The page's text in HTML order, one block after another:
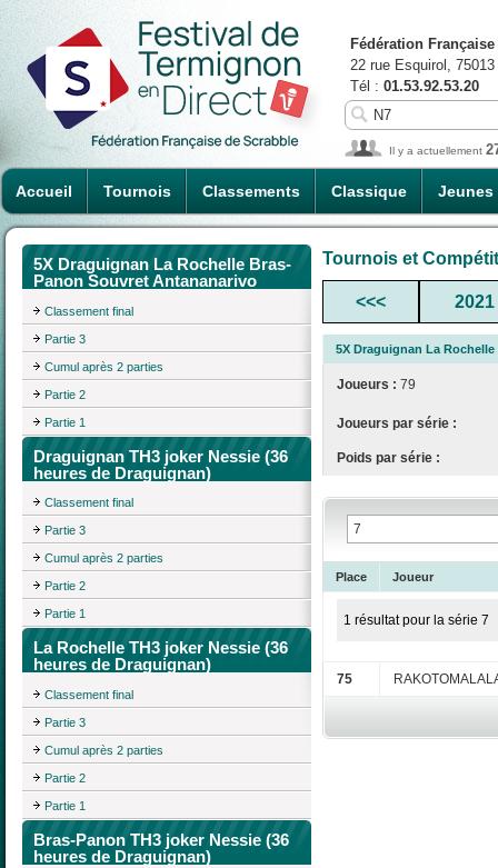
Accueil Tournois Classements Classique Jeunes
Fédération
22 rue Esquirol,
Tél : 01.53.92.53.20
Il y a actuellement
5X Draguignan La Rochelle Bras-
Panon Souvret Antananarivo
Classement final
Partie 3
Cumul après 2 parties
Partie 2
Partie 1
Draguignan TH3 joker Nessie (36
heures de Draguignan)
Classement final
Partie 3
Cumul après 2 parties
Partie 2
Partie 1
La Rochelle TH3 joker Nessie (36
heures de Draguignan)
Classement final
Partie 3
Cumul après 2 parties
Partie 2
Partie 1
Bras-Panon TH3 joker Nessie (36
heures de Draguignan)
Tournois et
<<< 2021
5X Draguignan La
Joueurs : 79
Joueurs par série :
Poids par série :
Place Joueur
1 résultat pour la série 7
75